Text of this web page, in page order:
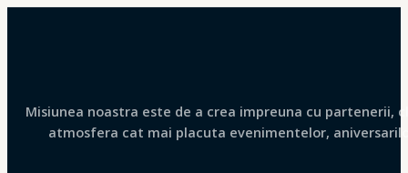
Misiunea noastra este de a crea impreuna cu partenerii,
atmosfera cat mai placuta evenimentelor,